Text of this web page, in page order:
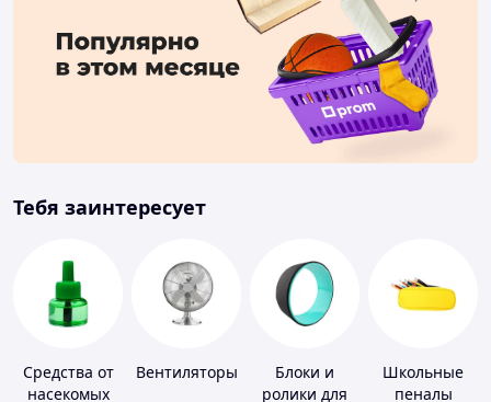
Тебя заинтересует
Средства от
насекомых
Вентиляторы
Блоки и
ролики для
Школьные
пеналы